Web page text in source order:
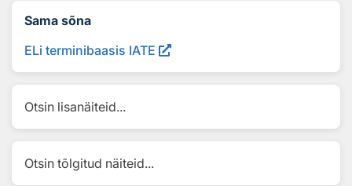
Sama sõna
ELi terminibaasis IATE
Otsin lisanäiteid...
Otsin tõlgitud näiteid...